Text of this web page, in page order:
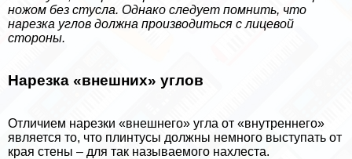
ножом без стусла. Однако следует помнить, что
нарезка углов должна производиться с лицевой
стороны.
Нарезка «внешних» углов
Отличием нарезки «внешнего» угла от «внутреннего»
является то, что плинтусы должны немного выступать от
края стены – для так называемого нахлеста.